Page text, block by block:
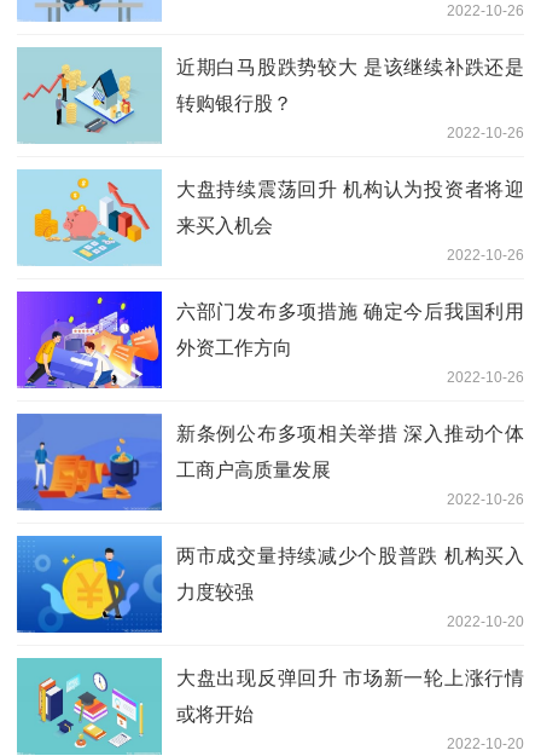
2022-10-26
近期白马股跌势较大 是该继续补跌还是
转购银行股？
2022-10-26
大盘持续震荡回升 机构认为投资者将迎
来买入机会
2022-10-26
六部门发布多项措施 确定今后我国利用
外资工作方向
2022-10-26
新条例公布多项相关举措 深入推动个体
工商户高质量发展
2022-10-26
两市成交量持续减少个股普跌 机构买入
力度较强
2022-10-20
大盘出现反弹回升 市场新一轮上涨行情
或将开始
2022-10-20